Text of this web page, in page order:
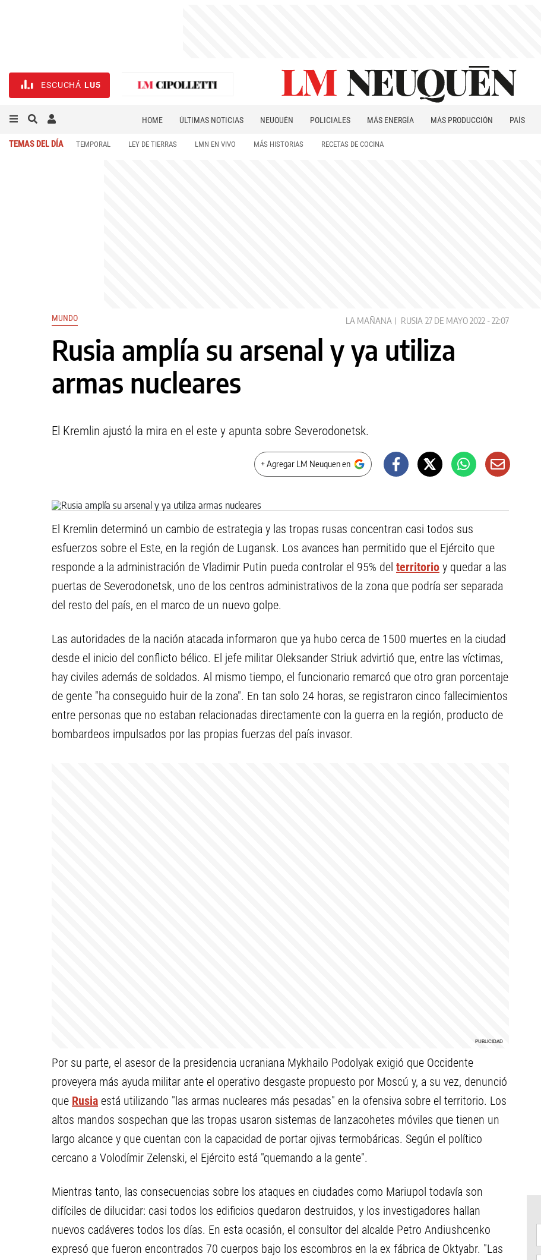
ESCUCHÁ LU5
HOME ÚLTIMAS NOTICIAS NEUQUÉN POLICIALES MÁS ENERGÍA MÁS PRODUCCIÓN PAÍS
TEMAS DEL DÍA TEMPORAL LEY DE TIERRAS LMN EN VIVO MÁS HISTORIAS RECETAS DE COCINA
MUNDO LA MAÑANA RUSIA 27 DE MAYO 2022 - 22:07
Rusia amplía su arsenal y ya utiliza
armas nucleares
El Kremlin ajustó la mira en el este y apunta sobre Severodonetsk.
+ Agregar LM Neuquen en
El Kremlin determinó un cambio de estrategia y las tropas rusas concentran casi todos sus
esfuerzos sobre el Este, en la región de Lugansk. Los avances han permitido que el Ejército que
responde a la administración de Vladimir Putin pueda controlar el 95% del territorio y quedar a las
puertas de Severodonetsk, uno de los centros administrativos de la zona que podría ser separada
del resto del país, en el marco de un nuevo golpe.
Las autoridades de la nación atacada informaron que ya hubo cerca de 1500 muertes en la ciudad
desde el inicio del conflicto bélico. El jefe militar Oleksander Striuk advirtió que, entre las víctimas,
hay civiles además de soldados. Al mismo tiempo, el funcionario remarcó que otro gran porcentaje
de gente "ha conseguido huir de la zona". En tan solo 24 horas, se registraron cinco fallecimientos
entre personas que no estaban relacionadas directamente con la guerra en la región, producto de
bombardeos impulsados por las propias fuerzas del país invasor.
Por su parte, el asesor de la presidencia ucraniana Mykhailo Podolyak exigió que Occidente
proveyera más ayuda militar ante el operativo desgaste propuesto por Moscú y, a su vez, denunció
que Rusia está utilizando "las armas nucleares más pesadas" en la ofensiva sobre el territorio. Los
altos mandos sospechan que las tropas usaron sistemas de lanzacohetes móviles que tienen un
largo alcance y que cuentan con la capacidad de portar ojivas termobáricas. Según el político
cercano a Volodímir Zelenski, el Ejército está "quemando a la gente".
Mientras tanto, las consecuencias sobre los ataques en ciudades como Mariupol todavía son
difíciles de dilucidar: casi todos los edificios quedaron destruidos, y los investigadores hallan
nuevos cadáveres todos los días. En esta ocasión, el consultor del alcalde Petro Andiushcenko
expresó que fueron encontrados 70 cuerpos bajo los escombros en la ex fábrica de Oktyabr. "Las